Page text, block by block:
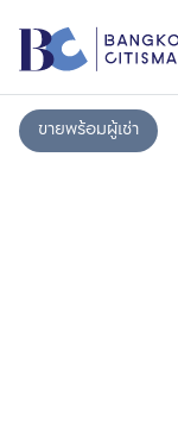
ขายพร้อมผู้เช่า